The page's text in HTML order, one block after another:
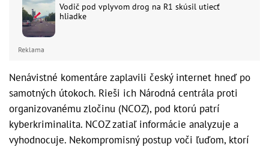
Vodič pod vplyvom drog na R1 skúsil utiecť
hliadke
Reklama
Nenávistné komentáre zaplavili český internet hneď po
samotných útokoch. Rieši ich Národná centrála proti
organizovanému zločinu (NCOZ), pod ktorú patrí
kyberkriminalita. NCOZ zatiaľ informácie analyzuje a
vyhodnocuje. Nekompromisný postup voči ľuďom, ktorí